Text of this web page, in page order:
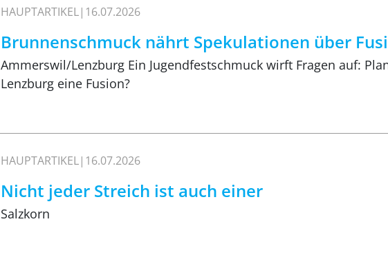
HAUPTARTIKEL 16.07.2026
Brunnenschmuck nährt Spekulationen über
Ammerswil/Lenzburg Ein Jugendfestschmuck wirft Fragen auf:
Lenzburg eine Fusion?
HAUPTARTIKEL 16.07.2026
Nicht jeder Streich ist auch einer
Salzkorn